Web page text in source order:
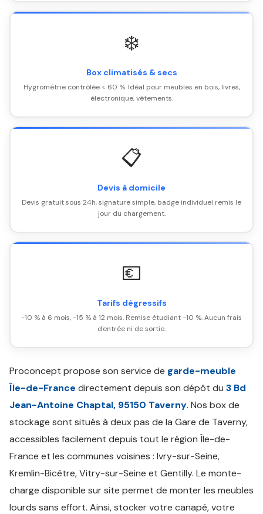
❄️
Box climatisés & secs
Hygrométrie contrôlée < 60 %. Idéal pour meubles en bois, livres,
électronique, vêtements.
📋
Devis à domicile
Devis gratuit sous 24h, signature simple, badge individuel remis le
jour du chargement.
💶
Tarifs dégressifs
-10 % à 6 mois, -15 % à 12 mois. Remise étudiant -10 %. Aucun frais
d'entrée ni de sortie.
Proconcept propose son service de garde-meuble
Île-de-France directement depuis son dépôt du 3 Bd
Jean-Antoine Chaptal, 95150 Taverny. Nos box de
stockage sont situés à deux pas de la Gare de Taverny,
accessibles facilement depuis tout le région Île-de-
France et les communes voisines : Ivry-sur-Seine,
Kremlin-Bicêtre, Vitry-sur-Seine et Gentilly. Le monte-
charge disponible sur site permet de monter les meubles
lourds sans effort. Ainsi, stocker votre canapé, votre